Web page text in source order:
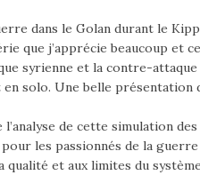
dans le Golan durant le
que j’apprécie beaucoup et
syrienne et la contre-attaque
solo. Une belle présentation
de cette simulation
les passionnés de la guerre
qualité et aux limites du